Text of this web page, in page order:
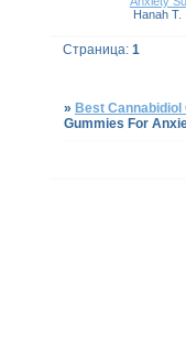
Hanah T.
Страница: 1
» Best
Gummies For